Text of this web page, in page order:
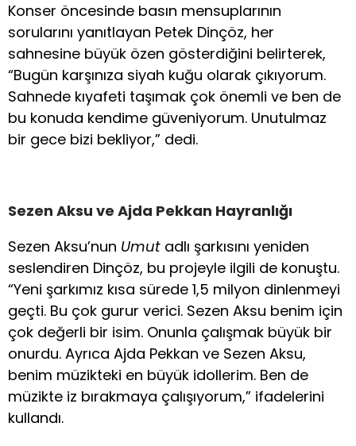
Konser öncesinde basın mensuplarının
sorularını yanıtlayan Petek Dinçöz, her
sahnesine büyük özen gösterdiğini belirterek,
“Bugün karşınıza siyah kuğu olarak çıkıyorum.
Sahnede kıyafeti taşımak çok önemli ve ben de
bu konuda kendime güveniyorum. Unutulmaz
bir gece bizi bekliyor,” dedi.
Sezen Aksu ve Ajda Pekkan Hayranlığı
Sezen Aksu’nun Umut adlı şarkısını yeniden
seslendiren Dinçöz, bu projeyle ilgili de konuştu.
“Yeni şarkımız kısa sürede 1,5 milyon dinlenmeyi
geçti. Bu çok gurur verici. Sezen Aksu benim için
çok değerli bir isim. Onunla çalışmak büyük bir
onurdu. Ayrıca Ajda Pekkan ve Sezen Aksu,
benim müzikteki en büyük idollerim. Ben de
müzikte iz bırakmaya çalışıyorum,” ifadelerini
kullandı.